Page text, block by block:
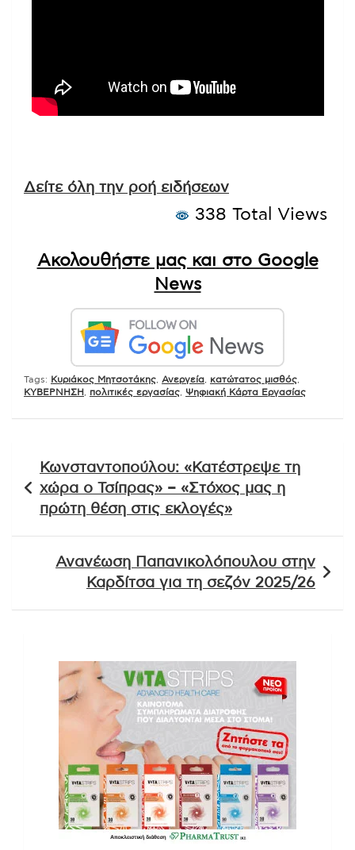
Δείτε όλη την ροή ειδήσεων
338 Total Views
Ακολουθήστε μας και στο Google
News
Tags: Kυριάκος Μητσοτάκης Ανεργεία κατώτατος μισθός
ΚΥΒΕΡΝΗΣΗ
πολιτικές εργασίας Ψηφιακή Κάρτα Εργασίας
άρθρων
Κωνσταντοπούλου: «Κατέστρεψε τη
χώρα ο Τσίπρας» – «Στόχος μας η
πρώτη θέση στις εκλογές»
Ανανέωση Παπανικολόπουλου στην
Καρδίτσα για τη σεζόν 2025/26